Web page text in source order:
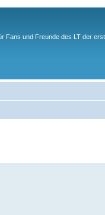
Fans und Freunde des LT der